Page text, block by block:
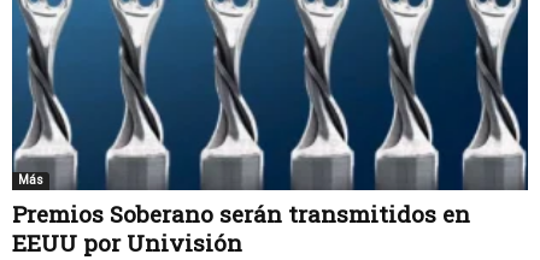
Más
Premios Soberano serán transmitidos en
EEUU por Univisión